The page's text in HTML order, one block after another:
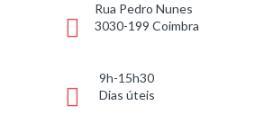
Rua Pedro Nunes
3030-199 Coimbra
9h-15h30
Dias úteis